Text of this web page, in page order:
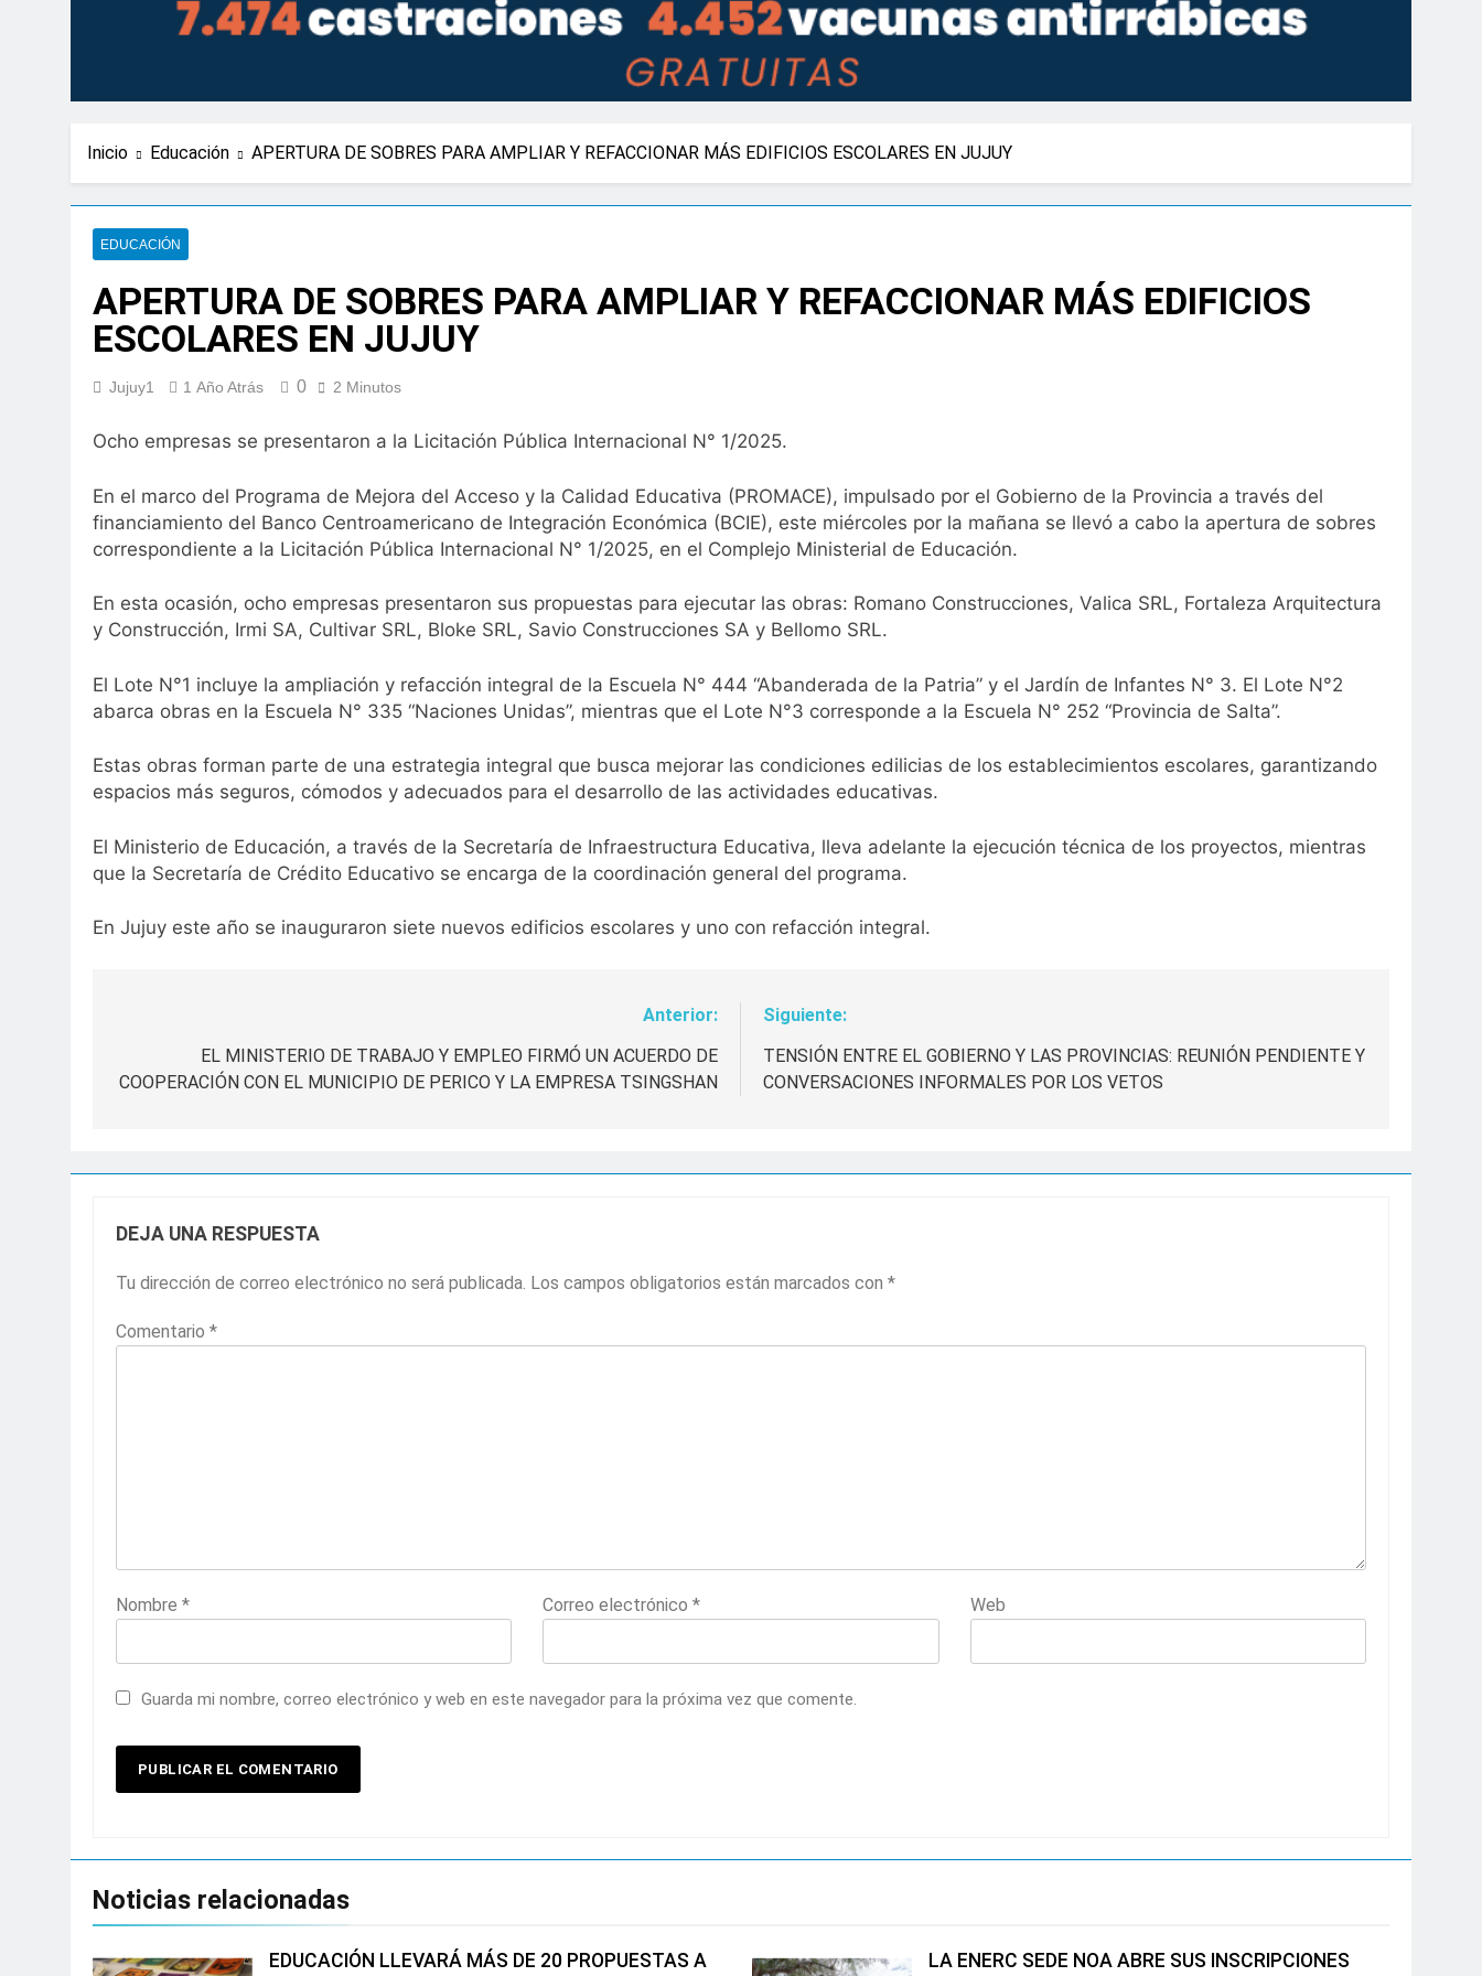
Inicio Educación APERTURA DE SOBRES PARA AMPLIAR Y REFACCIONAR MÁS EDIFICIOS ESCOLARES EN JUJUY
EDUCACIÓN
APERTURA DE SOBRES PARA AMPLIAR Y REFACCIONAR MÁS EDIFICIOS
ESCOLARES EN JUJUY
Jujuy1 1 Año Atrás 0 2 Minutos
Ocho empresas se presentaron a la Licitación Pública Internacional N° 1/2025.
En el marco del Programa de Mejora del Acceso y la Calidad Educativa (PROMACE), impulsado por el Gobierno de la Provincia a través del
financiamiento del Banco Centroamericano de Integración Económica (BCIE), este miércoles por la mañana se llevó a cabo la apertura de sobres
correspondiente a la Licitación Pública Internacional N° 1/2025, en el Complejo Ministerial de Educación.
En esta ocasión, ocho empresas presentaron sus propuestas para ejecutar las obras: Romano Construcciones, Valica SRL, Fortaleza Arquitectura
y Construcción, Irmi SA, Cultivar SRL, Bloke SRL, Savio Construcciones SA y Bellomo SRL.
El Lote N°1 incluye la ampliación y refacción integral de la Escuela N° 444 “Abanderada de la Patria” y el Jardín de Infantes N° 3. El Lote N°2
abarca obras en la Escuela N° 335 “Naciones Unidas”, mientras que el Lote N°3 corresponde a la Escuela N° 252 “Provincia de Salta”.
Estas obras forman parte de una estrategia integral que busca mejorar las condiciones edilicias de los establecimientos escolares, garantizando
espacios más seguros, cómodos y adecuados para el desarrollo de las actividades educativas.
El Ministerio de Educación, a través de la Secretaría de Infraestructura Educativa, lleva adelante la ejecución técnica de los proyectos, mientras
que la Secretaría de Crédito Educativo se encarga de la coordinación general del programa.
En Jujuy este año se inauguraron siete nuevos edificios escolares y uno con refacción integral.
Anterior:
EL MINISTERIO DE TRABAJO Y EMPLEO FIRMÓ UN ACUERDO DE
COOPERACIÓN CON EL MUNICIPIO DE PERICO Y LA EMPRESA TSINGSHAN
Siguiente:
TENSIÓN ENTRE EL GOBIERNO Y LAS PROVINCIAS: REUNIÓN PENDIENTE Y
CONVERSACIONES INFORMALES POR LOS VETOS
DEJA UNA RESPUESTA
Tu dirección de correo electrónico no será publicada. Los campos obligatorios están marcados con *
Comentario *
Nombre * Correo electrónico* Web
Guarda mi nombre, correo electrónico y web en este navegador para la próxima vez que comente.
Noticias relacionadas
EDUCACIÓN LLEVARÁ MÁS DE 20 PROPUESTAS A
LA ENERC SEDE NOA ABRE SUS INSCRIPCIONES